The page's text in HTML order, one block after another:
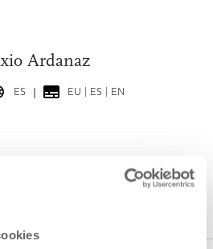
Ardanaz
ES EU | ES | EN